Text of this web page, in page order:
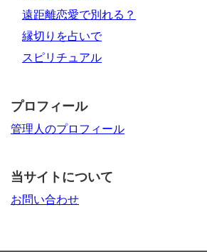
遠距離恋愛で別れる？
縁切りを占いで
スピリチュアル
プロフィール
管理人のプロフィール
当サイトについて
お問い合わせ